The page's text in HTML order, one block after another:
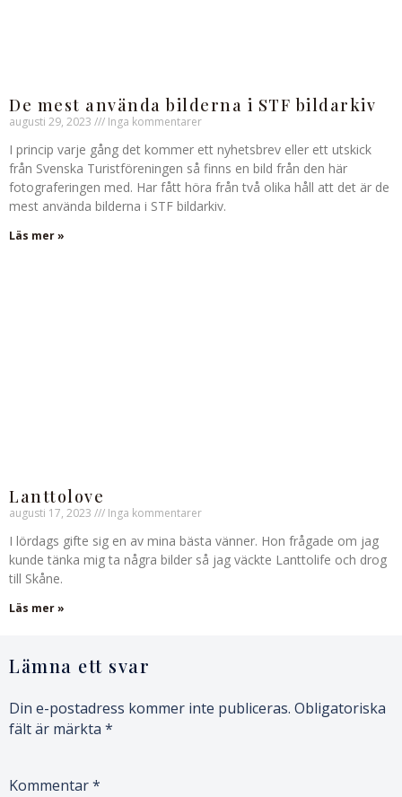
De mest använda bilderna i STF bildarkiv
augusti 29, 2023 Inga kommentarer
I princip varje gång det kommer ett nyhetsbrev eller ett utskick
från Svenska Turistföreningen så finns en bild från den här
fotograferingen med. Har fått höra från två olika håll att det är de
mest använda bilderna i STF bildarkiv.
Läs mer »
Lanttolove
augusti 17, 2023 Inga kommentarer
I lördags gifte sig en av mina bästa vänner. Hon frågade om jag
kunde tänka mig ta några bilder så jag väckte Lanttolife och drog
till Skåne.
Läs mer »
Lämna ett svar
Din e-postadress kommer inte publiceras. Obligatoriska
fält är märkta *
Kommentar*